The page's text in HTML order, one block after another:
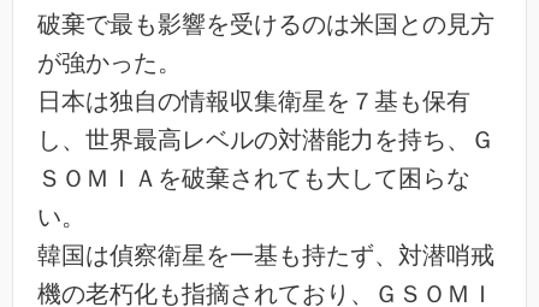
破棄で最も影響を受けるのは米国との見方
が強かった。
日本は独自の情報収集衛星を７基も保有
し、世界最高レベルの対潜能力を持ち、Ｇ
ＳＯＭＩＡを破棄されても大して困らな
い。
韓国は偵察衛星を一基も持たず、対潜哨戒
機の老朽化も指摘されており、ＧＳＯＭＩ